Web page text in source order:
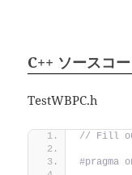
C++ ソースコ
TestWBPC.h
// Fill
#pragma